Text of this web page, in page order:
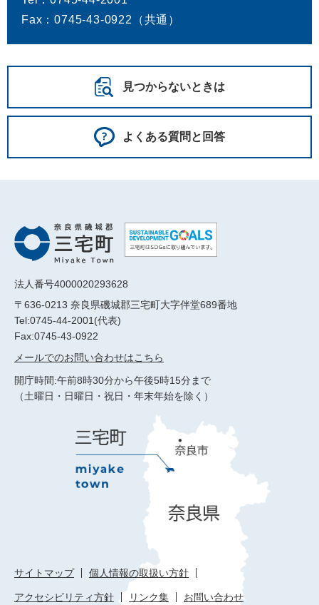
Fax：0745-43-0922（共通）
見つからないときは
よくある質問と回答
法人番号4000020293628
〒636-0213 奈良県磯城郡三宅町大字伴堂689番地
Tel:0745-44-2001(代表)
Fax:0745-43-0922
メールでのお問い合わせはこちら
開庁時間:午前8時30分から午後5時15分まで
（土曜日・日曜日・祝日・年末年始を除く）
サイトマップ 個人情報の取扱い方針
アクセシビリティ方針 リンク集 お問い合わせ